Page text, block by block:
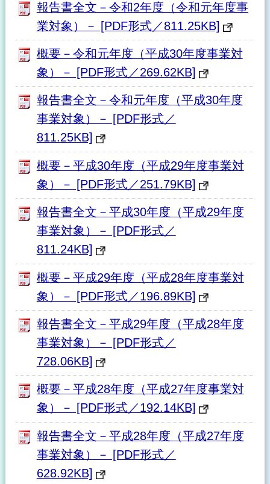
報告書全文－令和2年度（令和元年度事
業対象）－ [PDF形式／811.25KB]
概要－令和元年度（平成30年度事業対
象）－ [PDF形式／269.62KB]
報告書全文－令和元年度（平成30年度
事業対象）－ [PDF形式／
811.25KB]
概要－平成30年度（平成29年度事業対
象）－ [PDF形式／251.79KB]
報告書全文－平成30年度（平成29年度
事業対象）－ [PDF形式／
811.24KB]
概要－平成29年度（平成28年度事業対
象）－ [PDF形式／196.89KB]
報告書全文－平成29年度（平成28年度
事業対象）－ [PDF形式／
728.06KB]
概要－平成28年度（平成27年度事業対
象）－ [PDF形式／192.14KB]
報告書全文－平成28年度（平成27年度
事業対象）－ [PDF形式／
628.92KB]